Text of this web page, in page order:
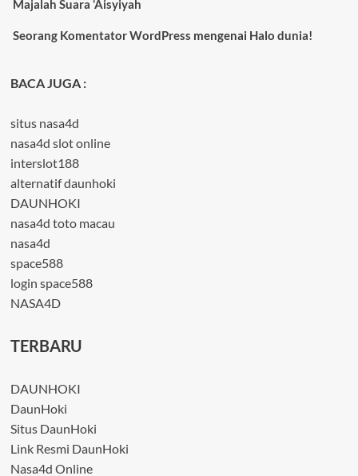
Majalah Suara ‘Aisyiyah
Seorang Komentator WordPress mengenai Halo dunia!
BACA JUGA :
situs nasa4d
nasa4d slot online
interslot188
alternatif daunhoki
DAUNHOKI
nasa4d toto macau
nasa4d
space588
login space588
NASA4D
TERBARU
DAUNHOKI
DaunHoki
Situs DaunHoki
Link Resmi DaunHoki
Nasa4d Online